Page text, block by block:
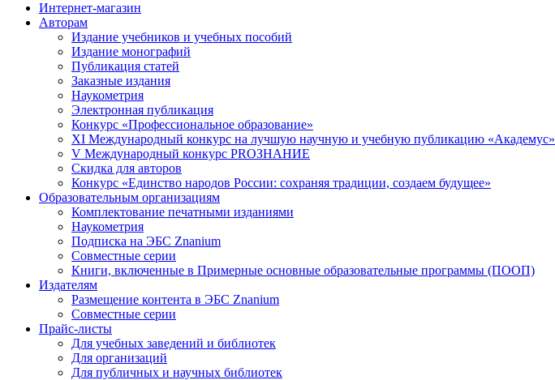
Интернет-магазин
Авторам
Издание учебников и учебных пособий
Издание монографий
Публикация статей
Заказные издания
Наукометрия
Электронная публикация
Конкурс «Профессиональное образование»
XI Международный конкурс на лучшую научную и учебную публикацию «Академус»
V Международный конкурс PROЗНАНИЕ
Скидка для авторов
Конкурс «Единство народов России: сохраняя традиции, создаем будущее»
Образовательным организациям
Комплектование печатными изданиями
Наукометрия
Подписка на ЭБС Znanium
Совместные серии
Книги, включенные в Примерные основные образовательные программы (ПООП)
Издателям
Размещение контента в ЭБС Znanium
Совместные серии
Прайс-листы
Для учебных заведений и библиотек
Для организаций
Для публичных и научных библиотек